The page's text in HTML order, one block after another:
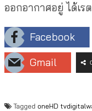
ออกอากาศอยู่ ได้เร
Facebook
Gmail
Tagged oneHD